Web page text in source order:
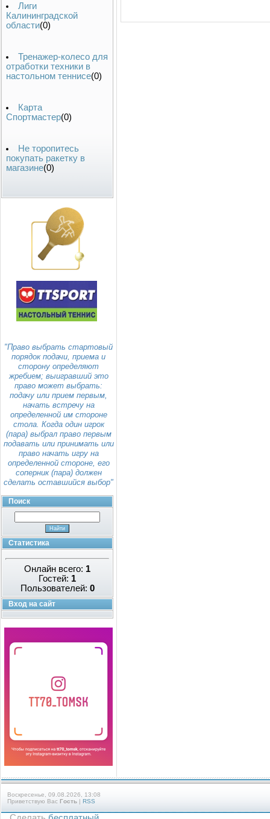
Лиги
Калининградской
области(0)
Тренажер-колесо для
отработки техники в
настольном теннисе(0)
Карта
Спортмастер(0)
Не торопитесь
покупать ракетку в
магазине(0)
"Право выбрать стартовый
порядок подачи, приема и
сторону определяют
жребием; выигравший это
право может выбрать:
подачу или прием первым,
начать встречу на
определенной им стороне
стола. Когда один игрок
(пара) выбрал право первым
подавать или принимать или
право начать игру на
определенной стороне, его
соперник (пара) должен
сделать оставшийся выбор"
Поиск
Статистика
Онлайн всего: 1
Гостей: 1
Пользователей: 0
Вход на сайт
Воскресенье, 09.08.2026, 13:08
Приветствую Вас Гость | RSS